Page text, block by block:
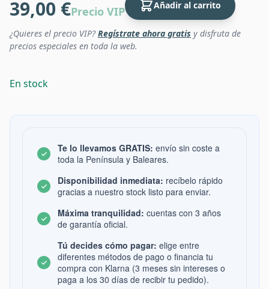
39,00 €Precio VIP Añadir al carrito
¿Quieres el precio VIP?Regístrate ahora gratis y disfruta de
precios especiales en toda la web.
En stock
Te lo llevamos GRATIS: envío sin coste a
toda la Península y Baleares.
Disponibilidad inmediata: recíbelo rápido
gracias a nuestro stock listo para enviar.
Máxima tranquilidad: cuentas con 3 años
de garantía oficial.
Tú decides cómo pagar: elige entre
diferentes métodos de pago o financia tu
compra con Klarna (3 meses sin intereses o
paga a los 30 días de recibir tu pedido).